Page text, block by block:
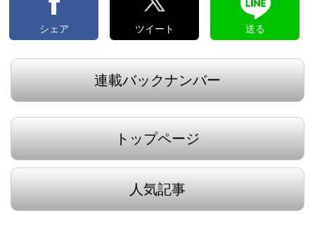
シェア ツイート 送る
連載バックナンバー
トップページ
人気記事